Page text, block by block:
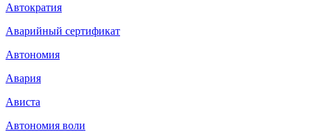
Автократия
Аварийный сертификат
Автономия
Авария
Ависта
Автономия воли